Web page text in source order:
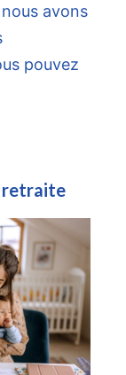
avons
pouvez
retraite